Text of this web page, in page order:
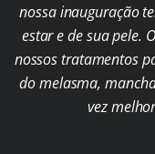
nossa inauguração
estar e de sua pele.
nossos tratamentos
do melasma,
vez